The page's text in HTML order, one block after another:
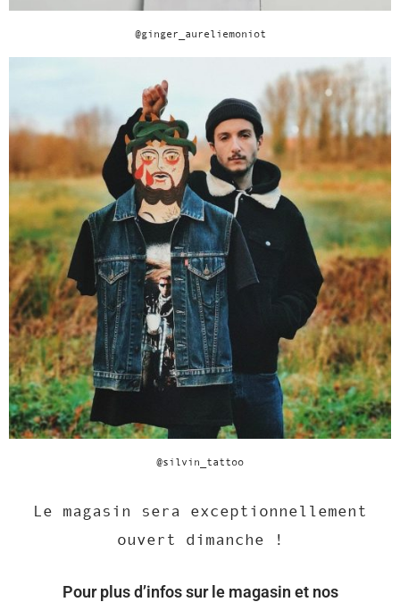
@ginger_aureliemoniot
@silvin_tattoo
Le magasin sera exceptionnellement
ouvert dimanche !
Pour plus d’infos sur le magasin et nos